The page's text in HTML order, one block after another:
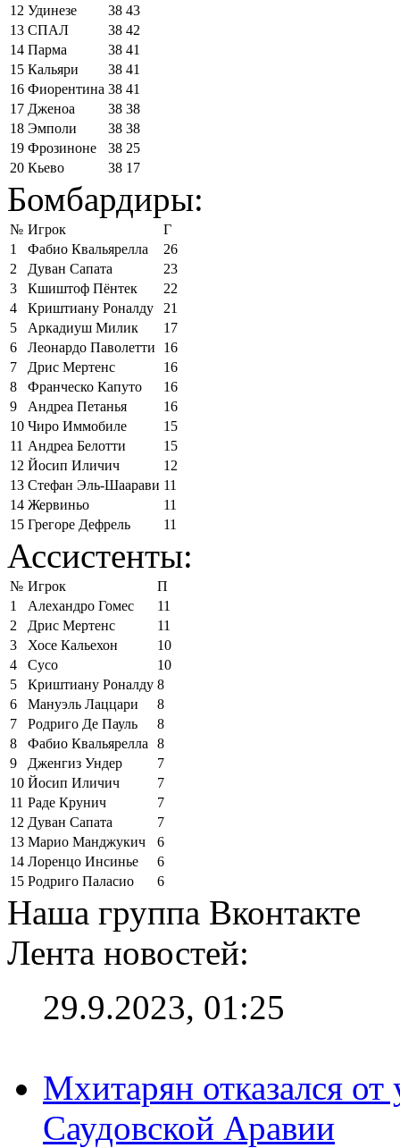
12 Удинезе 38 43
13 СПАЛ 38 42
14 Парма 38 41
15 Кальяри 38 41
16 Фиорентина 38 41
17 Дженоа 38 38
18 Эмполи 38 38
19 Фрозиноне 38 25
20 Кьево 38 17
Бомбардиры:
№ Игрок
Г
1
Фабио Квальярелла
26
2
Дуван Сапата
23
3
Кшиштоф Пёнтек
22
4
Криштиану Роналду
21
5
Аркадиуш Милик
17
6
Леонардо Паволетти
16
7
Дрис Мертенс
16
8
Франческо Капуто
16
9
Андреа Петанья
16
10 Чиро Иммобиле
15
11 Андреа Белотти
15
12 Йосип Иличич
12
13 Стефан Эль-Шаарави 11
14 Жервиньо
11
15 Грегоре Дефрель 11
Ассистенты:
№ Игрок
П
1
Алехандро Гомес
11
2
Дрис Мертенс
11
3
Хосе Кальехон
10
4
Сусо
10
5
Криштиану Роналду 8
6
Мануэль Лаццари
8
7
Родриго Де Пауль
8
8
Фабио Квальярелла
8
9
Дженгиз Ундер
7
10 Йосип Иличич
7
11 Раде Крунич
7
12 Дуван Сапата
7
13 Марио Манджукич
6
14 Лоренцо Инсинье
6
15 Родриго Паласио 6
Наша группа Вконтакте
Лента новостей:
29.9.2023, 01:25
Мхитарян отказался от
Саудовской Аравии